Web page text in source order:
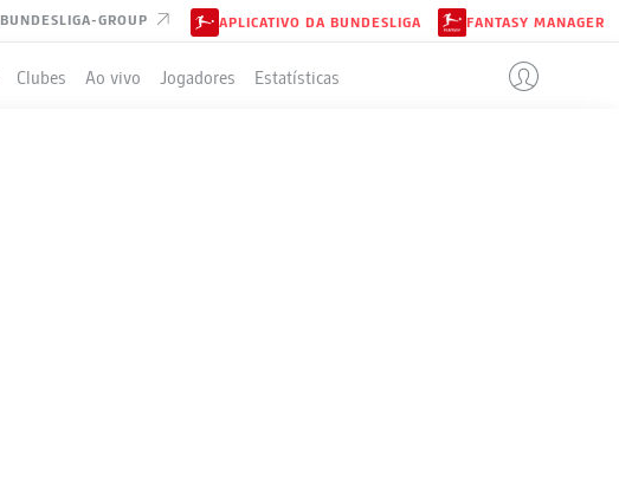
BUNDESLIGA-GROUP APLICATIVO DA BUNDESLIGA FANTASY MANAGER
Clubes Ao vivo Jogadores Estatísticas